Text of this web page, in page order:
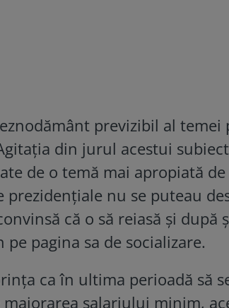
previzibil al temei
din jurul acestui
de o temă mai apropiată
prezidențiale nu se puteau
că o să reiasă și după
pe pagina sa de socializare.
ca în ultima perioadă să
salariului minim,